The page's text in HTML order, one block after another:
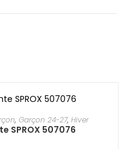
, Garçon 24-27, Hiver
SPROX 507076